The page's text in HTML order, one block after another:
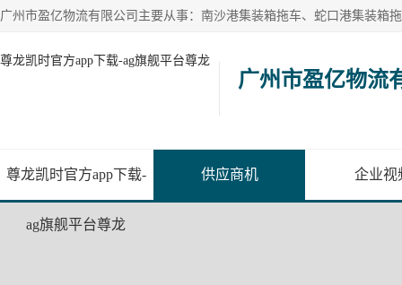
尊龙凯时官方app下载-ag旗舰平台尊龙
广州市盈亿物流
尊龙凯时官方app下载-
ag旗舰平台尊龙
供应商机 企业视